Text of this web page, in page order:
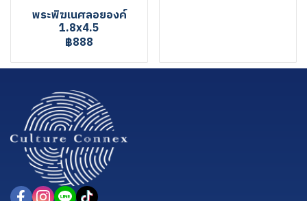
พระพิฆเนศลอยองค์
1.8x4.5
฿888